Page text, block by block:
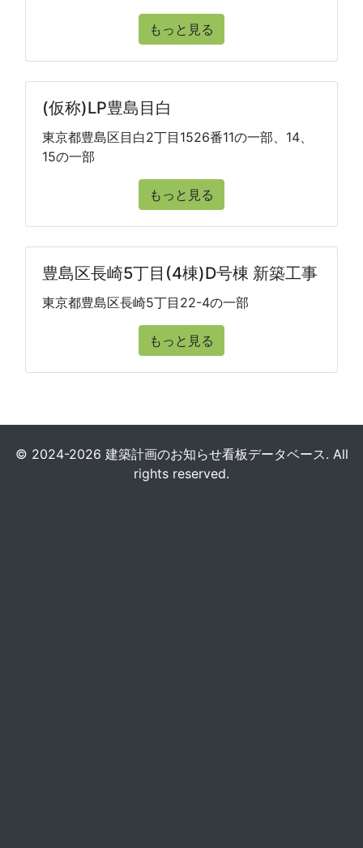
もっと見る
(仮称)LP豊島目白
東京都豊島区目白2丁目1526番11の一部、14、
15の一部
もっと見る
豊島区長崎5丁目(4棟)D号棟 新築工事
東京都豊島区長崎5丁目22-4の一部
もっと見る
© 2024-2026 建築計画のお知らせ看板データベース. All
rights reserved.